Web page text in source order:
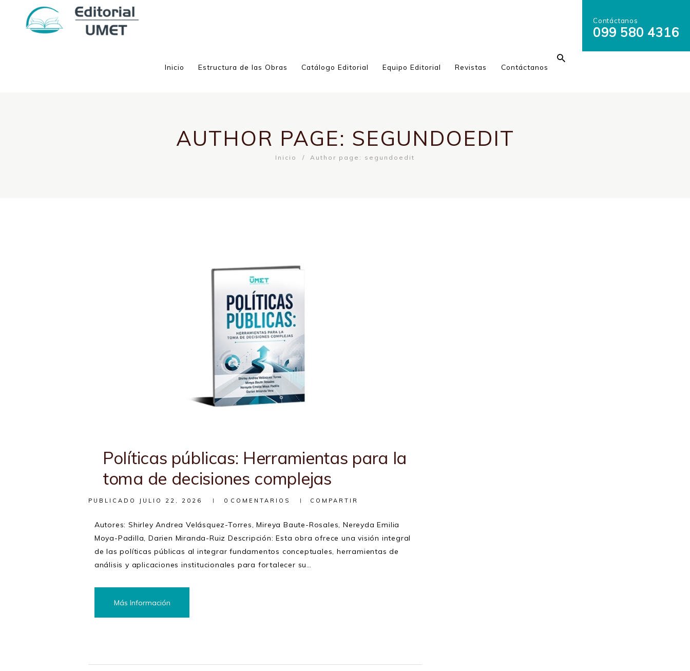
Contáctanos
099 580 4316
Inicio Estructura de las Obras Catálogo Editorial Equipo Editorial Revistas Contáctanos
AUTHOR PAGE: SEGUNDOEDIT
Inicio Author page: segundoedit
Políticas públicas: Herramientas para la
toma de decisiones complejas
PUBLICADO JULIO 22, 2026 0 COMENTARIOS COMPARTIR
Autores: Shirley Andrea Velásquez-Torres, Mireya Baute-Rosales, Nereyda Emilia
Moya-Padilla, Darien Miranda-Ruiz Descripción: Esta obra ofrece una visión integral
de las políticas públicas al integrar fundamentos conceptuales, herramientas de
análisis y aplicaciones institucionales para fortalecer su…
Más Información